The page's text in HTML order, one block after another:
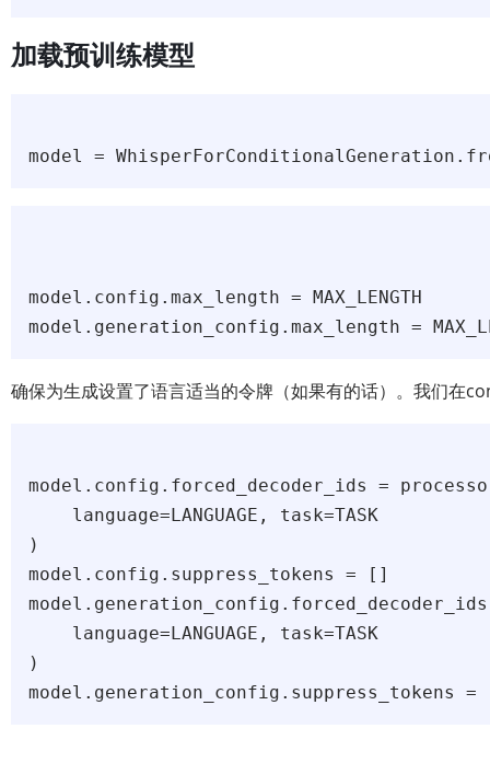
加载预训练模型
model.config.max_length = MAX_LENGTH
确保为生成设置了语言适当的令牌（如果有的话）。我们在
model.config.forced_decoder_ids =
    language=LANGUAGE, task=TASK
)
model.config.suppress_tokens = []
    language=LANGUAGE, task=TASK
)
model.generation_config.suppress_tokens